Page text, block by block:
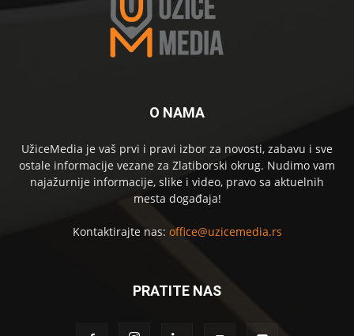
O NAMA
UžiceMedia je vaš prvi i pravi izbor za novosti, zabavu i sve
ostale informacije vezane za Zlatiborski okrug. Nudimo vam
najažurnije informacije, slike i video, pravo sa aktuelnih
mesta događaja!
Kontaktirajte nas: office@uzicemedia.rs
PRATITE NAS